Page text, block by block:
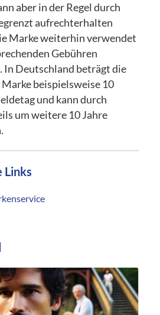
aber in der Regel durch
aufrechterhalten
Marke weiterhin verwendet
Gebühren
Deutschland beträgt die
beispielsweise 10
und kann durch
um weitere 10 Jahre
Links